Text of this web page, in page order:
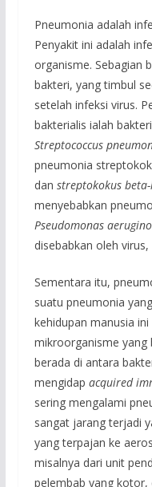
Pneumonia adalah
Penyakit ini adalah
organisme. Sebagian
bakteri, yang timbul
setelah infeksi virus.
bakterialis ialah
Streptococcus
pneumonia
dan streptokokus
menyebabkan
Pseudomonas
disebabkan oleh
Sementara itu,
suatu pneumonia
kehidupan manusia
mikroorganisme yang
berada di antara
mengidap acquired
sering mengalami
sangat jarang terjadi
yang terpajan ke
misalnya dari unit
pelembab yang kotor,